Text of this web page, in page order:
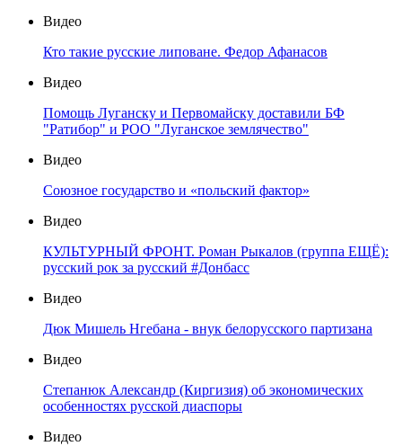
Видео
Кто такие русские липоване. Федор Афанасов
Видео
Помощь Луганску и Первомайску доставили БФ
"Ратибор" и РОО "Луганское землячество"
Видео
Союзное государство и «польский фактор»
Видео
КУЛЬТУРНЫЙ ФРОНТ. Роман Рыкалов (группа ЕЩЁ):
русский рок за русский #Донбасс
Видео
Дюк Мишель Нгебана - внук белорусского партизана
Видео
Степанюк Александр (Киргизия) об экономических
особенностях русской диаспоры
Видео